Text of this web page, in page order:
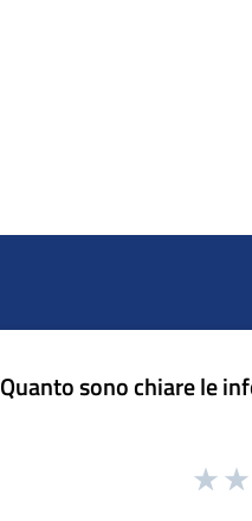
Quanto sono chiare le